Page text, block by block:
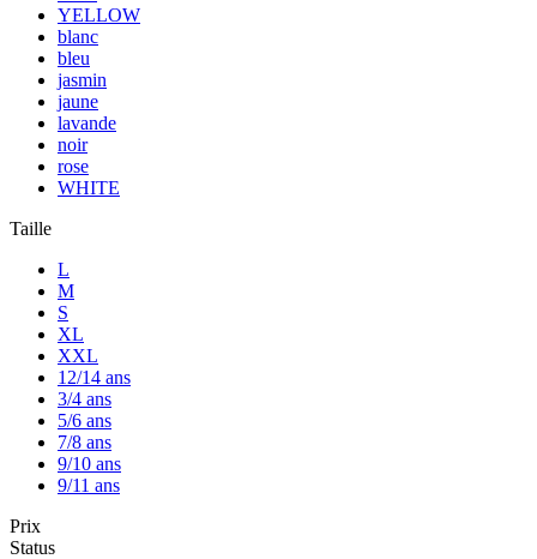
YELLOW
blanc
bleu
jasmin
jaune
lavande
noir
rose
WHITE
Taille
L
M
S
XL
XXL
12/14 ans
3/4 ans
5/6 ans
7/8 ans
9/10 ans
9/11 ans
Prix
Status